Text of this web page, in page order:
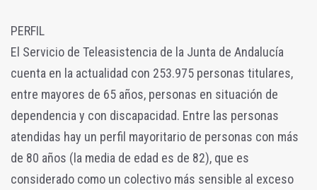
PERFIL
El Servicio de Teleasistencia de la Junta de Andalucía
cuenta en la actualidad con 253.975 personas titulares,
entre mayores de 65 años, personas en situación de
dependencia y con discapacidad. Entre las personas
atendidas hay un perfil mayoritario de personas con más
de 80 años (la media de edad es de 82), que es
considerado como un colectivo más sensible al exceso